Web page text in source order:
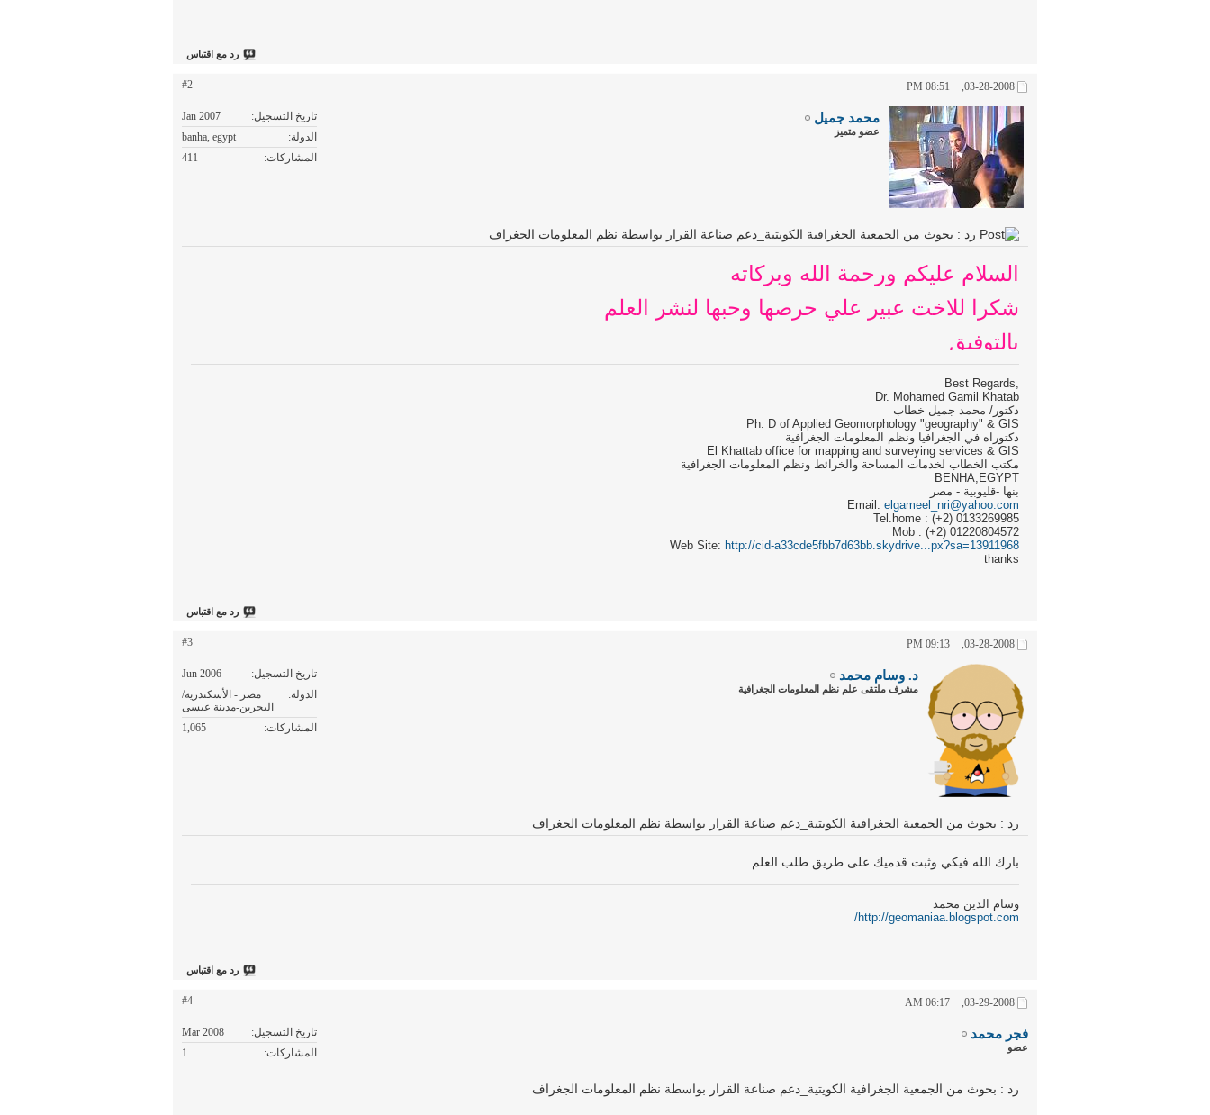
رد مع اقتباس
03-28-2008,
08:51 PM
#2
محمد جميل
عضو متميز
تاريخ التسجيل
Jan 2007
الدولة
banha, egypt
المشاركات
411
رد : بحوث من الجمعية الجغرافية الكويتية_دعم صناعة القرار بواسطة نظم المعلومات الجغراف
السلام عليكم ورحمة الله وبركاته
شكرا للاخت عبير علي حرصها وحبها لنشر العلم
بالتوفيق
,Best Regards
Dr. Mohamed Gamil Khatab
دكتور/ محمد جميل خطاب
Ph. D of Applied Geomorphology "geography" & GIS
دكتوراه في الجغرافيا ونظم المعلومات الجغرافية
El Khattab office for mapping and surveying services & GIS
مكتب الخطاب لخدمات المساحة والخرائط ونظم المعلومات الجغرافية
BENHA,EGYPT
بنها -قليوبية - مصر
Email: elgameel_nri@yahoo.com
Tel.home : (+2) 0133269985
Mob : (+2) 01220804572
Web Site: http://cid-a33cde5fbb7d63bb.skydrive...px?sa=13911968
thanks
رد مع اقتباس
03-28-2008,
09:13 PM
#3
د. وسام محمد
مشرف ملتقى علم نظم المعلومات الجغرافية
تاريخ التسجيل
Jun 2006
الدولة
مصر - الأسكندرية/
البحرين-مدينة عيسى
المشاركات
1,065
رد : بحوث من الجمعية الجغرافية الكويتية_دعم صناعة القرار بواسطة نظم المعلومات الجغراف
بارك الله فيكي وثبت قدميك على طريق طلب العلم
وسام الدين محمد
http://geomaniaa.blogspot.com/
رد مع اقتباس
03-29-2008,
06:17 AM
#4
فجر محمد
عضو
تاريخ التسجيل
Mar 2008
المشاركات
1
رد : بحوث من الجمعية الجغرافية الكويتية_دعم صناعة القرار بواسطة نظم المعلومات الجغراف